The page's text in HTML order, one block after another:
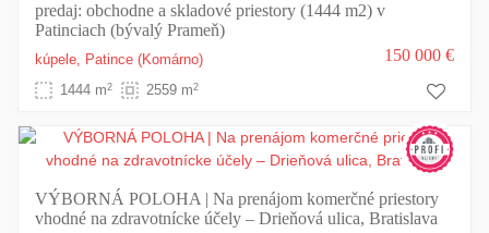
predaj: obchodne a skladové priestory (1444 m2) v
Patinciach (bývalý Prameň)
kúpele, Patince (Komárno)
1444 m2 2559 m2
150 000 €
VÝBORNÁ POLOHA | Na prenájom komerčné priestory
vhodné na zdravotnícke účely – Drieňová ulica, Bratislava